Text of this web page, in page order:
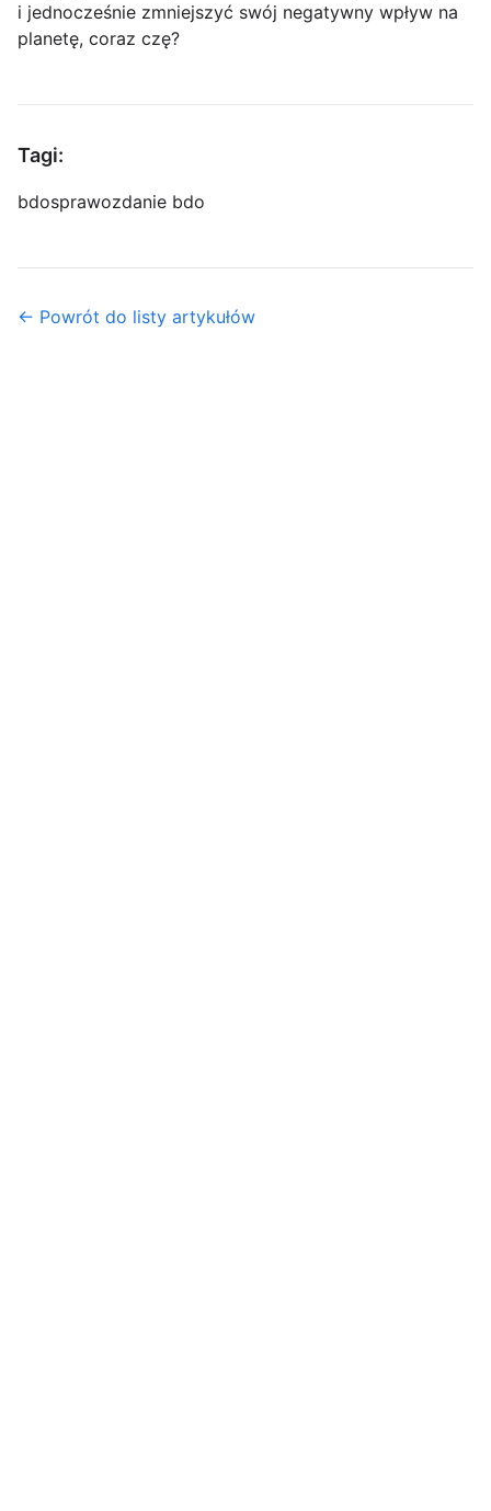
i jednocześnie zmniejszyć swój negatywny wpływ na
planetę, coraz czę?
Tagi:
bdosprawozdanie bdo
← Powrót do listy artykułów